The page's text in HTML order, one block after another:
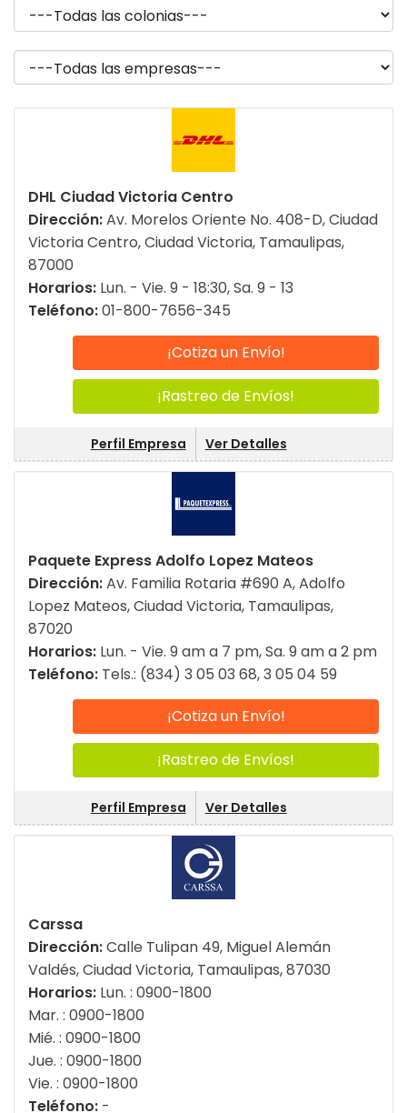
DHL Ciudad Victoria Centro
Dirección:Av. Morelos Oriente No. 408-D, Ciudad
Victoria Centro, Ciudad Victoria, Tamaulipas,
87000
Horarios: Lun. - Vie. 9 - 18:30, Sa. 9 - 13
Teléfono:01-800-7656-345
¡Cotiza un Envío!
¡Rastreo de Envíos!
Perfil Empresa Ver Detalles
Paquete Express Adolfo Lopez Mateos
Dirección:Av. Familia Rotaria #690 A, Adolfo
Lopez Mateos, Ciudad Victoria, Tamaulipas,
87020
Horarios: Lun. - Vie. 9 am a 7 pm, Sa. 9 am a 2 pm
Teléfono: Tels.: (834) 3 05 03 68, 3 05 04 59
¡Cotiza un Envío!
¡Rastreo de Envíos!
Perfil Empresa Ver Detalles
Carssa
Dirección:Calle Tulipan 49, Miguel Alemán
Valdés, Ciudad Victoria, Tamaulipas, 87030
Horarios: Lun. : 0900-1800
Mar. : 0900-1800
Mié. : 0900-1800
Jue. : 0900-1800
Vie. : 0900-1800
Teléfono: -